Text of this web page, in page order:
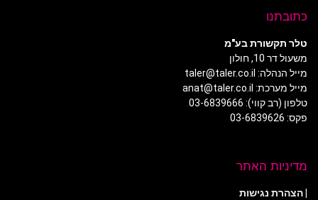
כתובתנו
טלר תקשורת בע"מ
משעול דר 10, חולון
מייל הנהלה: taler@taler.co.il
מייל מערכת: anat@taler.co.il
טלפון (רב קווי): 03-6839666
פקס: 03-6839626
מדיניות האתר
|הצהרת נגישות